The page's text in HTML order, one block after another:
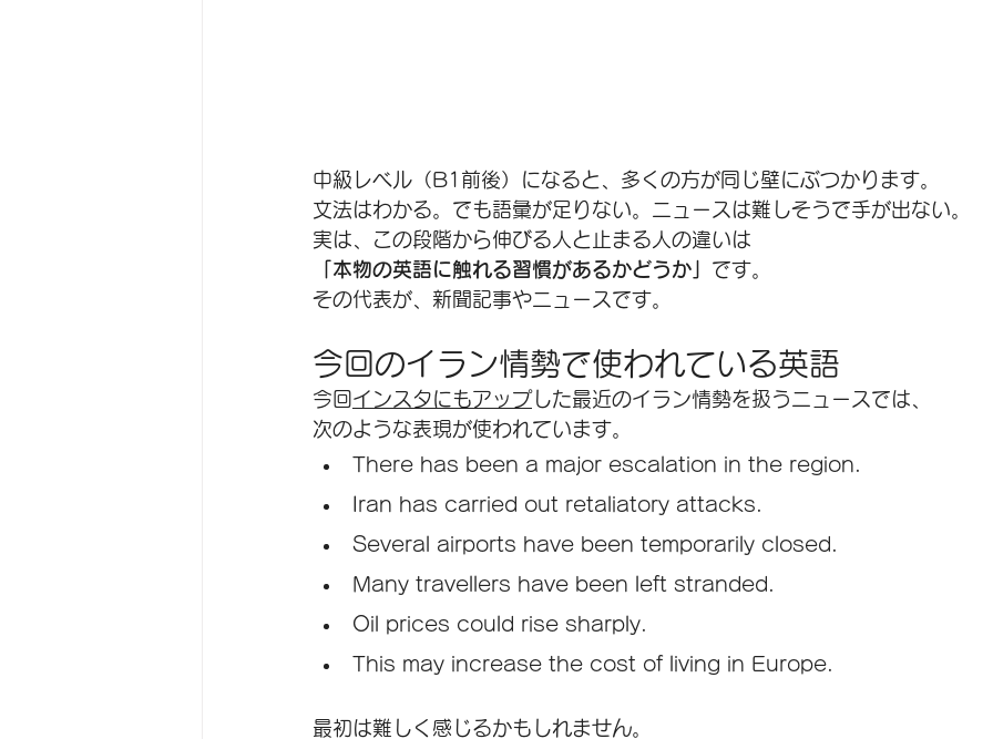
中級レベル（B1前後）になると、多くの方が同じ壁にぶつかります。
文法はわかる。でも語彙が足りない。ニュースは難しそうで手が出ない。
実は、この段階から伸びる人と止まる人の違いは
「本物の英語に触れる習慣があるかどうか」 です。
その代表が、新聞記事やニュースです。
今回のイラン情勢で使われている英語
今回インスタにもアップした最近のイラン情勢を扱うニュースでは、
次のような表現が使われています。
There has been a major escalation in the region.
Iran has carried out retaliatory attacks.
Several airports have been temporarily closed.
Many travellers have been left stranded.
Oil prices could rise sharply.
This may increase the cost of living in Europe.
最初は難しく感じるかもしれません。